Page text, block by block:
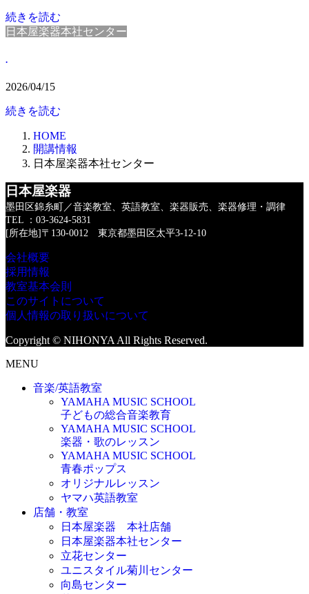
続きを読む
日本屋楽器本社センター
.
2026/04/15
続きを読む
HOME
開講情報
日本屋楽器本社センター
日本屋楽器
墨田区錦糸町／音楽教室、英語教室、楽器販売、楽器修理・調律
TEL ：03-3624-5831
[所在地]〒130-0012 東京都墨田区太平3-12-10
会社概要
採用情報
教室基本会則
このサイトについて
個人情報の取り扱いについて
Copyright © NIHONYA All Rights Reserved.
MENU
音楽/英語教室
YAMAHA MUSIC SCHOOL
子どもの総合音楽教育
YAMAHA MUSIC SCHOOL
楽器・歌のレッスン
YAMAHA MUSIC SCHOOL
青春ポップス
オリジナルレッスン
ヤマハ英語教室
店舗・教室
日本屋楽器 本社店舗
日本屋楽器本社センター
立花センター
ユニスタイル菊川センター
向島センター